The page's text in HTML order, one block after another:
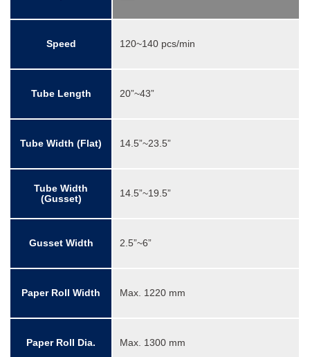
Speed
Tube Length
Tube Width (Flat)
Tube Width
(Gusset)
Gusset Width
Paper Roll Width
Paper Roll Dia.
120~140 pcs/min
20”~43”
14.5”~23.5”
14.5”~19.5”
2.5”~6”
Max. 1220 mm
Max. 1300 mm